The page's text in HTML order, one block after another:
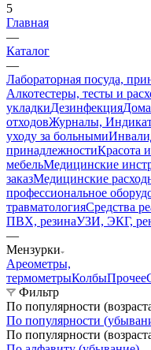
5
Главная
—
Каталог
—
Лабораторная посуда,
Алкотестеры, тесты и
укладкиДезинфекция
отходовЖурналы,
уходу за больными
принадлежностиКрасота
мебельМедицинские
заказМедицинские
профессиональное
травматологияСредства
ПВХ, резинаУЗИ, ЭКГ,
—
Мензурки
Ареометры,
термометрыКолбыПрочее
Фильтр
По популярности
По популярности
По популярности